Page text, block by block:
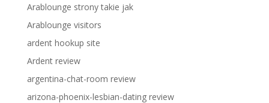
Arablounge strony takie jak
Arablounge visitors
ardent hookup site
Ardent review
argentina-chat-room review
arizona-phoenix-lesbian-dating review